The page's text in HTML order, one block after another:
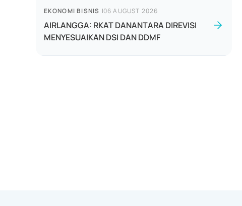
EKONOMI BISNIS |06 AUGUST 2026
AIRLANGGA: RKAT DANANTARA DIREVISI
MENYESUAIKAN DSI DAN DDMF